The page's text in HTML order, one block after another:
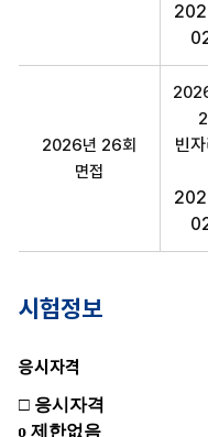
2026년 26회
면접
빈
시험정보
응시자격